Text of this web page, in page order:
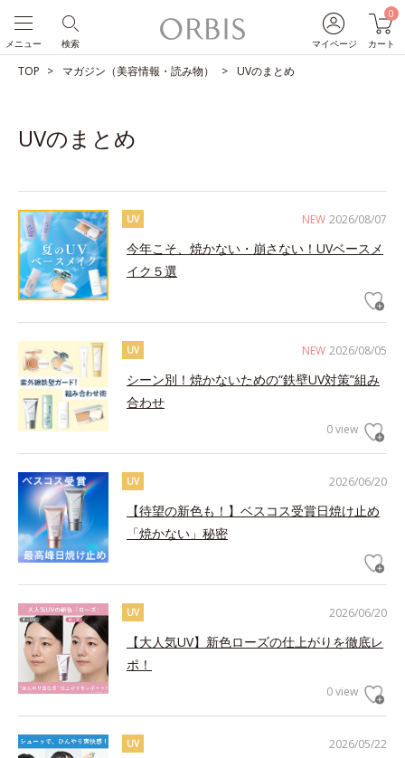
マイページ
0
カート
検索
メニュー
TOP マガジン（美容情報・読み物） UVのまとめ
UVのまとめ
NEW 2026/08/07
UV
今年こそ、焼かない・崩さない！UVベースメ
イク５選
NEW 2026/08/05
UV
シーン別！焼かないための“鉄壁UV対策”組み
合わせ
0 view
2026/06/20
UV
【待望の新色も！】ベスコス受賞日焼け止め
「焼かない」秘密
2026/06/20
UV
【大人気UV】新色ローズの仕上がりを徹底レ
ポ！
0 view
2026/05/22
UV